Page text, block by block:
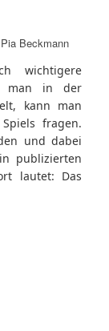
Pia Beckmann
wichtigere
man in der
kann man
fragen.
und dabei
publizierten
lautet: Das